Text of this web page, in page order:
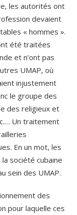
les autorités ont
devaient
« hommes ».
été traitées
et n’ont pas
UMAP, où
injustement
le groupe des
des religieux et
Un traitement
En un mot, les
société cubaine
sein des UMAP.
des
pour laquelle ces